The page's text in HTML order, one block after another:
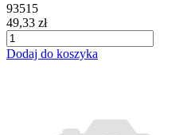
93515
49,33 zł
Dodaj do koszyka